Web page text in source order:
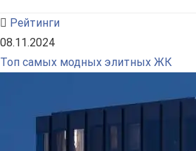
Рейтинги
08.11.2024
Топ самых модных элитных ЖК